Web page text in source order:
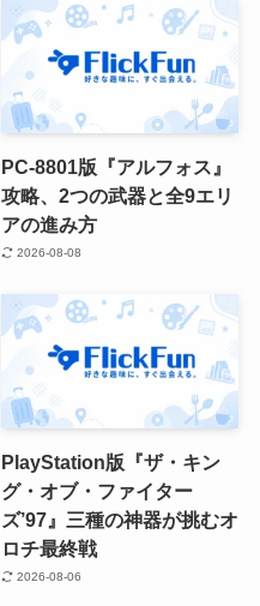
PC-8801版『アルフォス』
攻略、2つの武器と全9エリ
アの進み方
2026-08-08
PlayStation版『ザ・キン
グ・オブ・ファイター
ズ’97』三種の神器が挑むオ
ロチ最終戦
2026-08-06